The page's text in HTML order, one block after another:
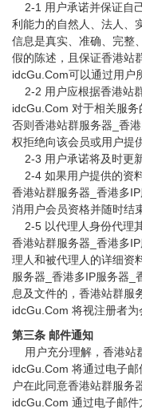
2-1 用户承诺并保证自
利能力的自然人、法人、
信息是真实、准确、完整
假的陈述，且保证香港站
idcGu.Com可以通过用户
2-2 用户应根据香港站
idcGu.Com 对于相关服务
否则香港站群服务器_香
权拒绝向该会员或用户提
2-3 用户承诺将及时更
2-4 如果用户提供的资
香港站群服务器_香港多
消用户会员资格并随时结
2-5 以代理人身份代理
香港站群服务器_香港多
理人和被代理人的详细资
服务器_香港多IP服务器_
息及文件的，香港站群服
idcGu.Com 将视注册者为
第三条 邮件通知
用户充分理解，香港站
idcGu.Com 将通过电子
户在此同意香港站群服务
idcGu.Com 通过电子邮